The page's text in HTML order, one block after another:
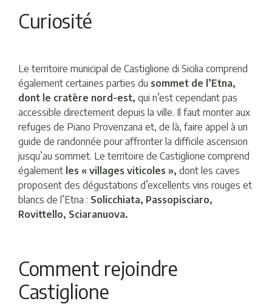
Curiosité
Le territoire municipal de Castiglione di Sicilia comprend
également certaines parties du sommet de l’Etna,
dont le cratère nord-est, qui n’est cependant pas
accessible directement depuis la ville. Il faut monter aux
refuges de Piano Provenzana et, de là, faire appel à un
guide de randonnée pour affronter la difficile ascension
jusqu’au sommet. Le territoire de Castiglione comprend
également les « villages viticoles », dont les caves
proposent des dégustations d’excellents vins rouges et
blancs de l’Etna : Solicchiata, Passopisciaro,
Rovittello, Sciaranuova.
Comment rejoindre
Castiglione